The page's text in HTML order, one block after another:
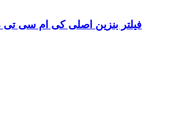
فیلتر بنزین اصلی کی ام سی تی 8